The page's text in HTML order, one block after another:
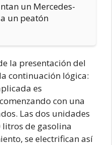
un Mercedes-
un peatón
la presentación del
continuación lógica:
es
con una
Las dos unidades
de gasolina
se electrifican así